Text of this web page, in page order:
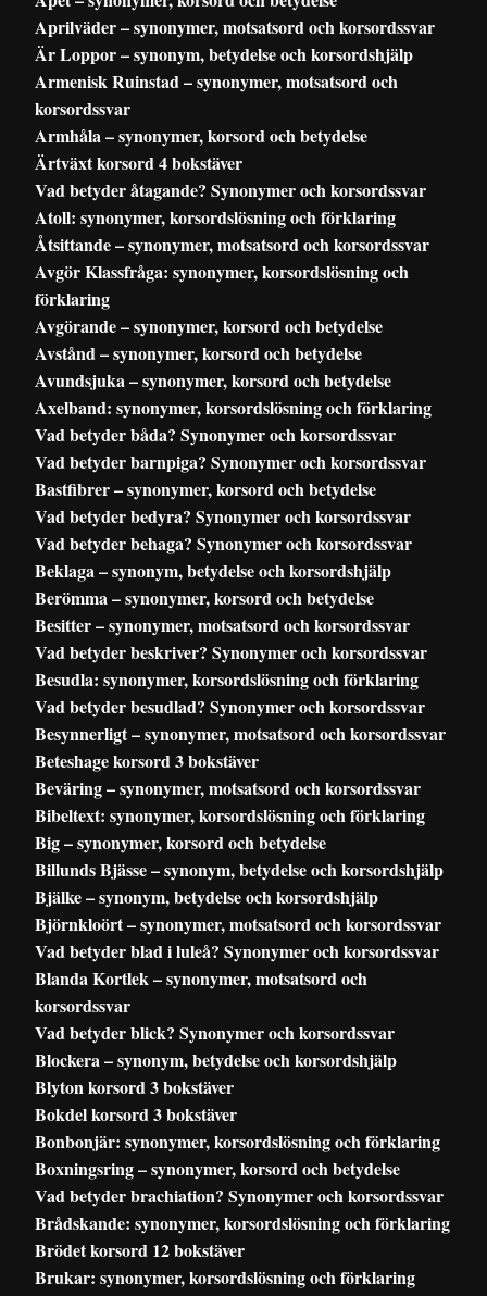
Aprilväder – synonymer, motsatsord och korsordssvar
Är Loppor – synonym, betydelse och korsordshjälp
Armenisk Ruinstad – synonymer, motsatsord och
korsordssvar
Armhåla – synonymer, korsord och betydelse
Ärtväxt korsord 4 bokstäver
Vad betyder åtagande? Synonymer och korsordssvar
Atoll: synonymer, korsordslösning och förklaring
Åtsittande – synonymer, motsatsord och korsordssvar
Avgör Klassfråga: synonymer, korsordslösning och
förklaring
Avgörande – synonymer, korsord och betydelse
Avstånd – synonymer, korsord och betydelse
Avundsjuka – synonymer, korsord och betydelse
Axelband: synonymer, korsordslösning och förklaring
Vad betyder båda? Synonymer och korsordssvar
Vad betyder barnpiga? Synonymer och korsordssvar
Bastfibrer – synonymer, korsord och betydelse
Vad betyder bedyra? Synonymer och korsordssvar
Vad betyder behaga? Synonymer och korsordssvar
Beklaga – synonym, betydelse och korsordshjälp
Berömma – synonymer, korsord och betydelse
Besitter – synonymer, motsatsord och korsordssvar
Vad betyder beskriver? Synonymer och korsordssvar
Besudla: synonymer, korsordslösning och förklaring
Vad betyder besudlad? Synonymer och korsordssvar
Besynnerligt – synonymer, motsatsord och korsordssvar
Beteshage korsord 3 bokstäver
Beväring – synonymer, motsatsord och korsordssvar
Bibeltext: synonymer, korsordslösning och förklaring
Big – synonymer, korsord och betydelse
Billunds Bjässe – synonym, betydelse och korsordshjälp
Bjälke – synonym, betydelse och korsordshjälp
Björnkloört – synonymer, motsatsord och korsordssvar
Vad betyder blad i luleå? Synonymer och korsordssvar
Blanda Kortlek – synonymer, motsatsord och
korsordssvar
Vad betyder blick? Synonymer och korsordssvar
Blockera – synonym, betydelse och korsordshjälp
Blyton korsord 3 bokstäver
Bokdel korsord 3 bokstäver
Bonbonjär: synonymer, korsordslösning och förklaring
Boxningsring – synonymer, korsord och betydelse
Vad betyder brachiation? Synonymer och korsordssvar
Brådskande: synonymer, korsordslösning och förklaring
Brödet korsord 12 bokstäver
Brukar: synonymer, korsordslösning och förklaring